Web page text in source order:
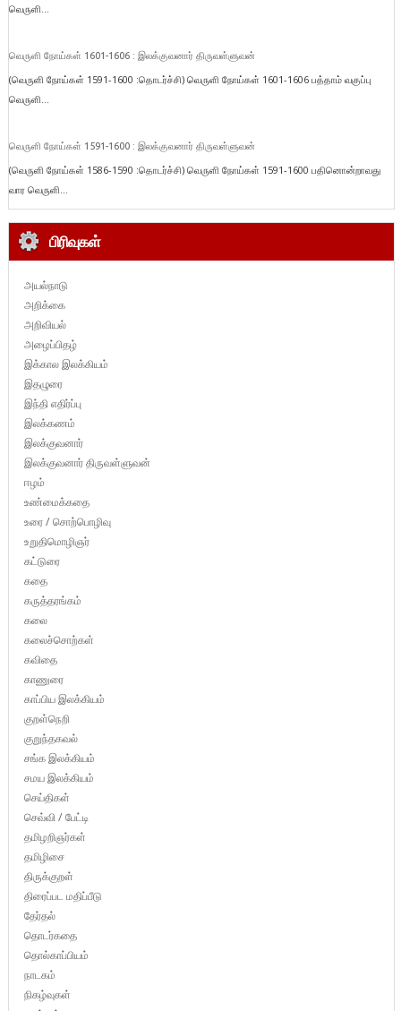
வெருளி...
வெருளி நோய்கள் 1601-1606 : இலக்குவனார் திருவள்ளுவன்
(வெருளி நோய்கள் 1591-1600 :தொடர்ச்சி) வெருளி நோய்கள் 1601-1606 பத்தாம் வகுப்பு
வெருளி...
வெருளி நோய்கள் 1591-1600 : இலக்குவனார் திருவள்ளுவன்
(வெருளி நோய்கள் 1586-1590 :தொடர்ச்சி) வெருளி நோய்கள் 1591-1600 பதினொன்றாவது
வார வெருளி...
பிரிவுகள்
அயல்நாடு
அறிக்கை
அறிவியல்
அழைப்பிதழ்
இக்கால இலக்கியம்
இதழுரை
இந்தி எதிர்ப்பு
இலக்கணம்
இலக்குவனார்
இலக்குவனார் திருவள்ளுவன்
ஈழம்
உண்மைக்கதை
உரை / சொற்பொழிவு
உறுதிமொழிஞர்
கட்டுரை
கதை
கருத்தரங்கம்
கலை
கலைச்சொற்கள்
கவிதை
காணுரை
காப்பிய இலக்கியம்
குறள்நெறி
குறுந்தகவல்
சங்க இலக்கியம்
சமய இலக்கியம்
செய்திகள்
செவ்வி / பேட்டி
தமிழறிஞர்கள்
தமிழிசை
திருக்குறள்
திரைப்பட மதிப்பீடு
தேர்தல்
தொடர்கதை
தொல்காப்பியம்
நாடகம்
நிகழ்வுகள்